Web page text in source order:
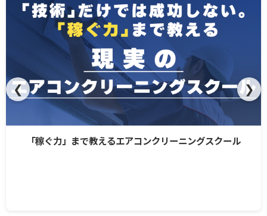
「稼ぐ力」まで教えるエアコンクリーニングスクール
❮ ❯